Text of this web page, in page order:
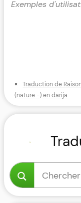
«
Traduction de
(nature -) en darija